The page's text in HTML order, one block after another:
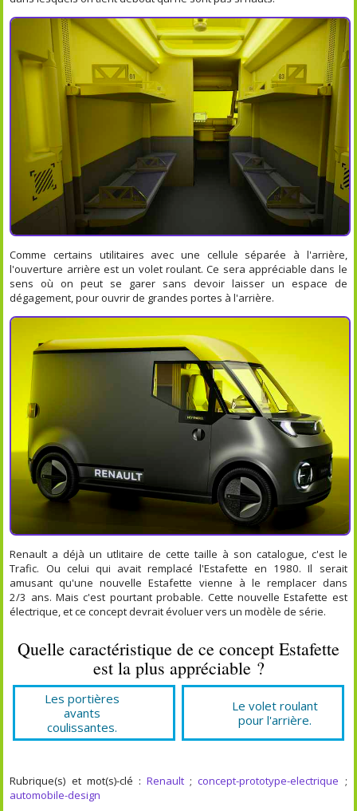
Comme certains utilitaires avec une cellule séparée à l'arrière,
l'ouverture arrière est un volet roulant. Ce sera appréciable dans le
sens où on peut se garer sans devoir laisser un espace de
dégagement, pour ouvrir de grandes portes à l'arrière.
Renault a déjà un utlitaire de cette taille à son catalogue, c'est le
Trafic. Ou celui qui avait remplacé l'Estafette en 1980. Il serait
amusant qu'une nouvelle Estafette vienne à le remplacer dans
2/3 ans. Mais c'est pourtant probable. Cette nouvelle Estafette est
électrique, et ce concept devrait évoluer vers un modèle de série.
Quelle caractéristique de ce concept Estafette
est la plus appréciable ?
Les portières
avants
coulissantes.
Le volet roulant
pour l'arrière.
Rubrique(s) et mot(s)-clé :Renault ;concept-prototype-electrique ;
automobile-design